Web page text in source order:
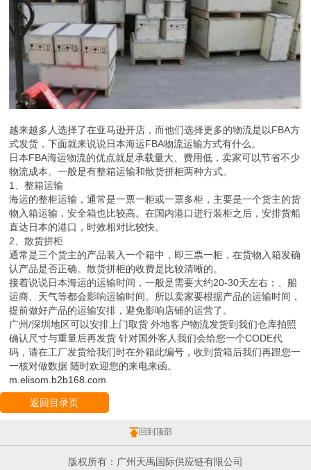
越来越多人选择了在亚马逊开店，而他们选择更多的物流是以FBA方
式发货，下面就来说说日本海运FBA物流运输方式有什么。
日本FBA海运物流的优点就是承载量大、费用低，卖家可以节省不少
物流成本。一般是有整箱运输和散货拼柜两种方式。
1、整箱运输
海运的整柜运输，通常是一票一柜或一票多柜，主要是一个货主的货
物入箱运输，安全箱也比较高。在国内港口进行装柜之后，安排货船
直达日本的港口，时效相对比较快。
2、散货拼柜
通常是三个货主的产品装入一个箱中，即三票一柜，在货物入箱发确
认产品是否正确。散货拼柜的收费是比较清晰的。
接着说说日本海运的运输时间，一般是需要大约20-30天左右；、船
运商、天气等都会影响运输时间。所以卖家要根据产品的运输时间，
提前做好产品的运输安排，避免影响店铺的运营了。
广州/深圳地区可以安排上门取货 外地客户物流发货到我们仓库拍照
确认尺寸与重量后再发货 针对国外客人我们会给您一个CODE代
码，请在工厂发货给我们时在外箱此编号，收到货箱后我们再跟您一
一核对做数据 随时欢迎您的来电来函。
m.elisom.b2b168.com
返回目录页
回到顶部
版权所有：广州天禹国际供应链有限公司